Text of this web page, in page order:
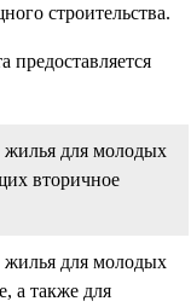
строительства.
предоставляется
жилья для молодых
вторичное
жилья для молодых
а также для